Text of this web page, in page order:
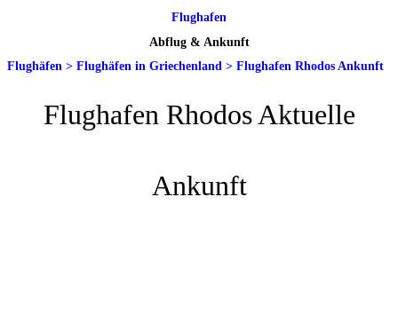
Flughafen
Abflug & Ankunft
Flughäfen > Flughäfen in Griechenland > Flughafen Rhodos Ankunft
Flughafen Rhodos Aktuelle
Ankunft